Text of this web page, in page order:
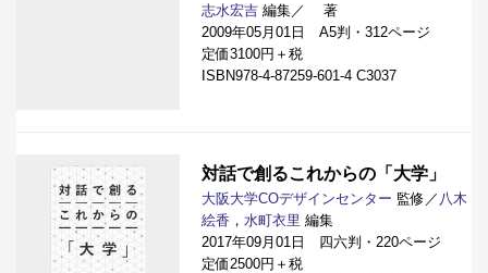
志水宏吉 編集／
著
2009年05月01日 A5判・312ページ
定価3100円＋税
ISBN978-4-87259-601-4 C3037
対話で創るこれからの「大学」
大阪大学COデザインセンター 監修／ 八木
絵香 ， 水町衣里 編集
2017年09月01日 四六判・220ページ
定価2500円＋税